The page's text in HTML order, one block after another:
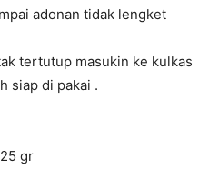
adonan tidak lengket
tertutup masukin ke kulkas
siap di pakai .
gr